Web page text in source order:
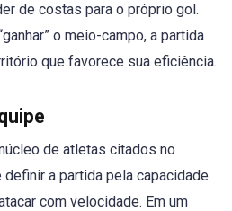
de costas para o próprio gol.
o meio-campo, a partida
que favorece sua eficiência.
de atletas citados no
a partida pela capacidade
com velocidade. Em um